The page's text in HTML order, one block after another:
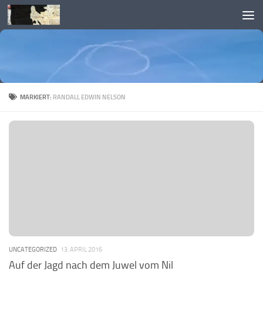
Skip to content
MARKIERT: RANDALL EDWIN NELSON
UNCATEGORIZED 13. APRIL 2016
Auf der Jagd nach dem Juwel vom Nil